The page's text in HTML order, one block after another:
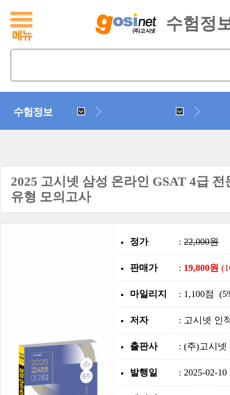
수험정
수험정보
2025 고시넷 삼성 온라인 GSAT 4급
유형 모의고사
정가 : 22,000원
판매가 : 19,800원
마일리지 : 1,100점
저자 : 고시넷 인
출판사 : (주)고시넷
발행일 : 2025-02-10